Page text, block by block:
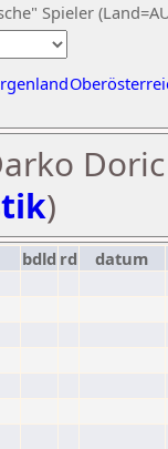
Spieler
)
bdld rd
datum